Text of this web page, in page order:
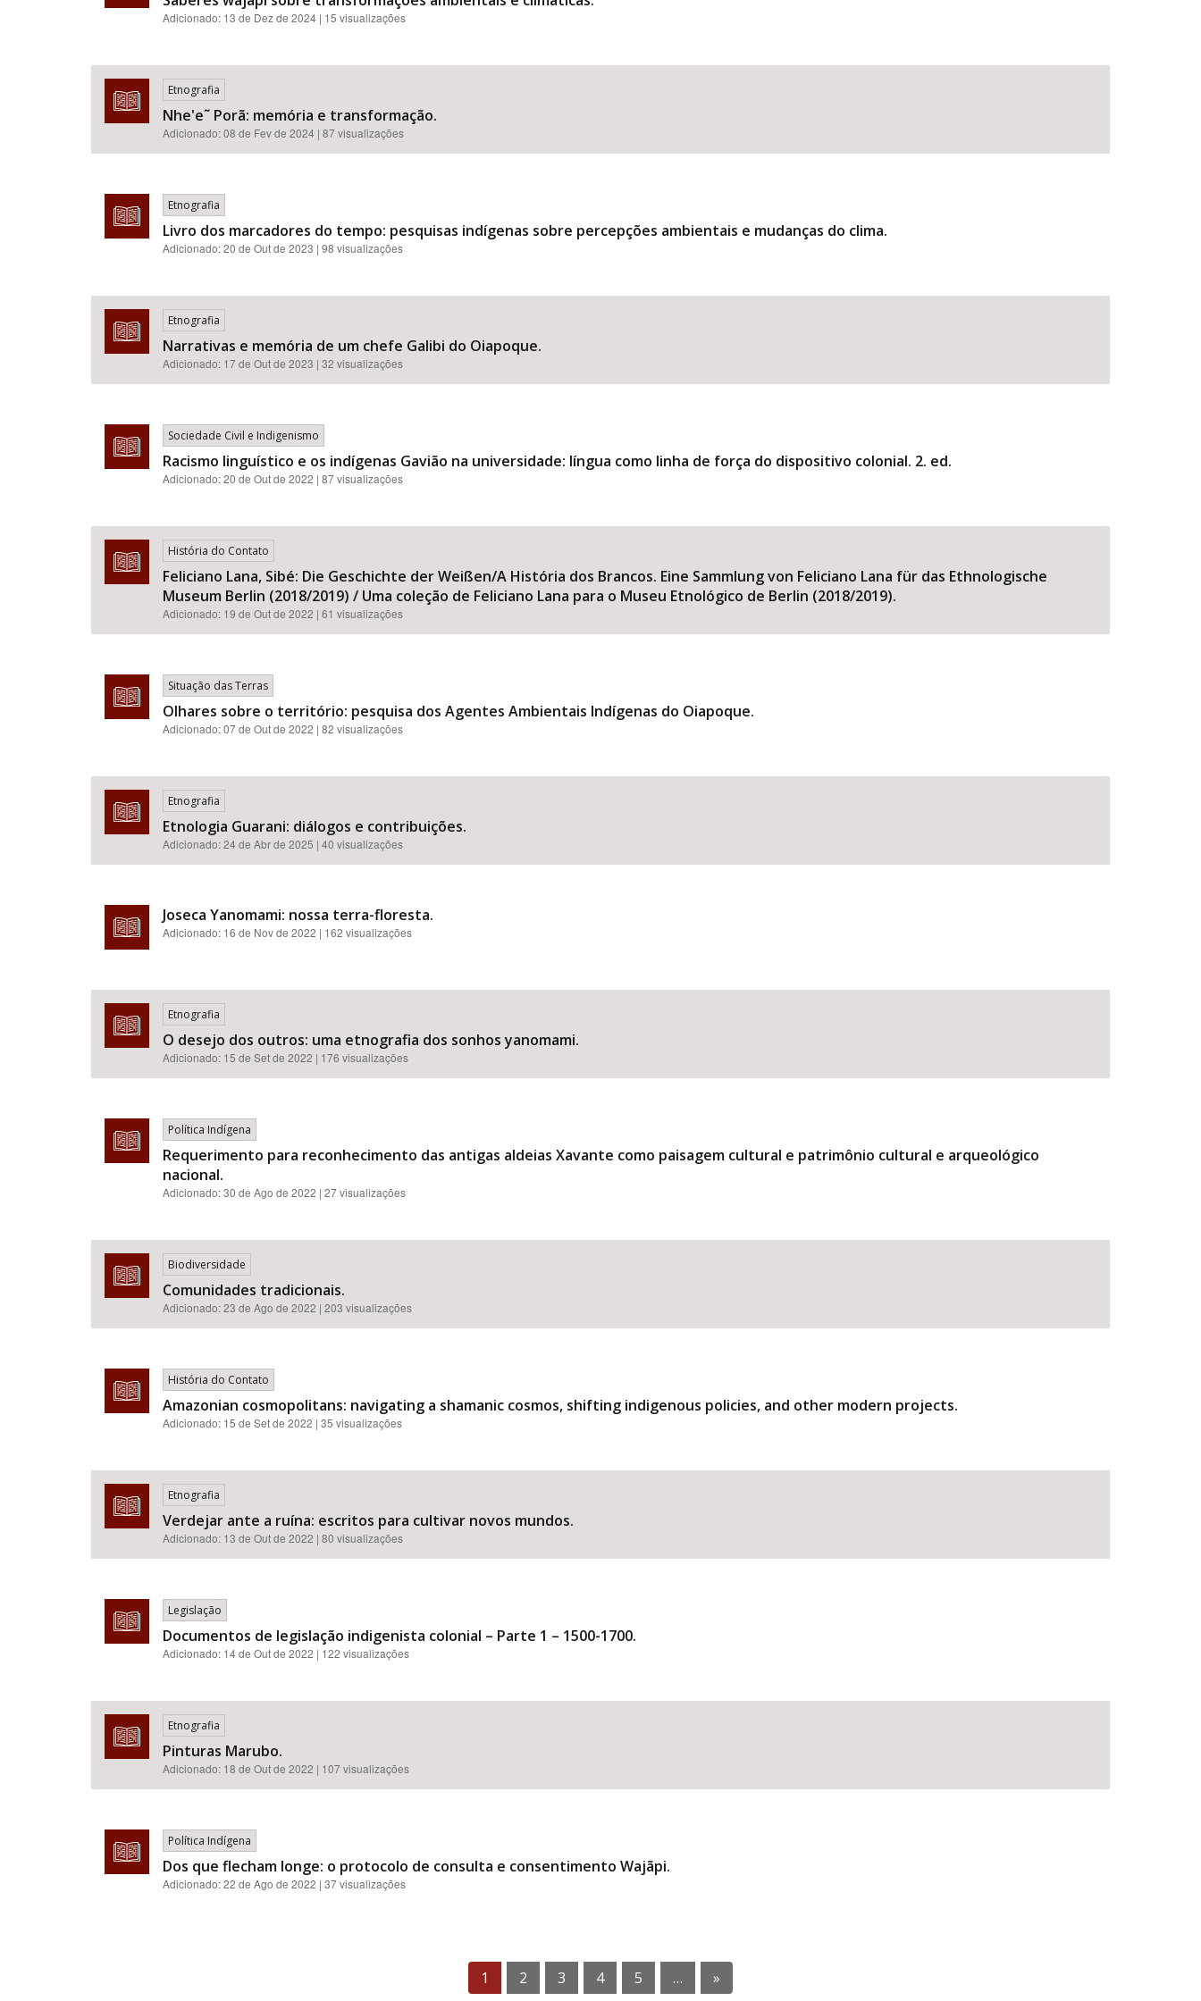
Adicionado: 13 de Dez de 2024 | 15 visualizações
Etnografia
Nhe'e˜ Porã: memória e transformação.
Adicionado:08 de Fev de 2024 | 87 visualizações
Etnografia
Livro dos marcadores do tempo: pesquisas indígenas sobre percepções ambientais e mudanças do clima.
Adicionado:20 de Out de 2023 | 98 visualizações
Etnografia
Narrativas e memória de um chefe Galibi do Oiapoque.
Adicionado: 17 de Out de 2023 | 32 visualizações
Sociedade Civil e Indigenismo
Racismo linguístico e os indígenas Gavião na universidade: língua como linha de força do dispositivo colonial. 2. ed.
Adicionado:20 de Out de 2022 | 87 visualizações
História do Contato
Feliciano Lana, Sibé: Die Geschichte der Weißen/A História dos Brancos. Eine Sammlung von Feliciano Lana für das Ethnologische
Museum Berlin (2018/2019) / Uma coleção de Feliciano Lana para o Museu Etnológico de Berlin (2018/2019).
Adicionado: 19 de Out de 2022 | 61 visualizações
Situação das Terras
Olhares sobre o território: pesquisa dos Agentes Ambientais Indígenas do Oiapoque.
Adicionado:07 de Out de 2022 | 82 visualizações
Etnografia
Etnologia Guarani: diálogos e contribuições.
Adicionado:24 de Abr de 2025 | 40 visualizações
Joseca Yanomami: nossa terra-floresta.
Adicionado: 16 de Nov de 2022 | 162 visualizações
Etnografia
O desejo dos outros: uma etnografia dos sonhos yanomami.
Adicionado: 15 de Set de 2022 | 176 visualizações
Política Indígena
Requerimento para reconhecimento das antigas aldeias Xavante como paisagem cultural e patrimônio cultural e arqueológico
nacional.
Adicionado:30 de Ago de 2022 | 27 visualizações
Biodiversidade
Comunidades tradicionais.
Adicionado:23 de Ago de 2022 | 203 visualizações
História do Contato
Amazonian cosmopolitans: navigating a shamanic cosmos, shifting indigenous policies, and other modern projects.
Adicionado: 15 de Set de 2022 | 35 visualizações
Etnografia
Verdejar ante a ruína: escritos para cultivar novos mundos.
Adicionado: 13 de Out de 2022 | 80 visualizações
Legislação
Documentos de legislação indigenista colonial – Parte 1 – 1500-1700.
Adicionado: 14 de Out de 2022 | 122 visualizações
Etnografia
Pinturas Marubo.
Adicionado: 18 de Out de 2022 | 107 visualizações
Política Indígena
Dos que flecham longe: o protocolo de consulta e consentimento Wajãpi.
Adicionado:22 de Ago de 2022 | 37 visualizações
1 2 3 4 5 … »